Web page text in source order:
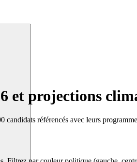
et projections
référencés avec leurs